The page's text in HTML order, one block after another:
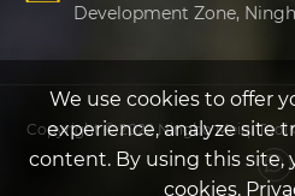
Development Zone,
We use cookies to offer
experience, analyze site
content. By using this site,
cookies.